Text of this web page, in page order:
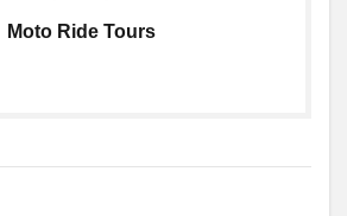
Moto Ride Tours